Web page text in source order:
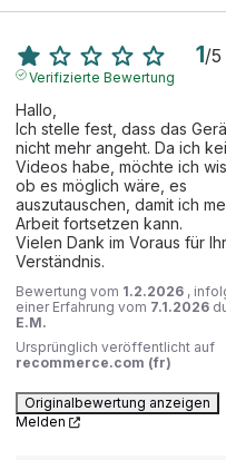
mit 2,3 GHz
Verarbeitung von
Die 8 GB RAM
Erfahrung,
schnelle Startzeit und
sorgen. Das MacBook
8GB, SSD 512GB,
ist auch mit Bluetooth
eine schnelle und
i5, RAM 8GB, SSD
refurbished ist ein
leistungsstarkes und
Mit seinem robusten
ist es ideal für den
Das MacBook Pro 13"
1/5
Verifizierte Bewertung
Hallo,
Ich stelle fest, dass das
nicht mehr angeht. Da ich
Videos habe, möchte ich
ob es möglich wäre, es
auszutauschen, damit ich
Arbeit fortsetzen kann.
Vielen Dank im Voraus für Ihr
Verständnis.
Bewertung vom 1.2.2026 ,
einer Erfahrung vom 7.1.2026
E.M.
Ursprünglich veröffentlicht auf
recommerce.com (fr)
Originalbewertung anzeigen
Melden